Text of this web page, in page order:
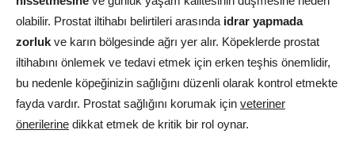
olabilir. Prostat iltihabı belirtileri arasında idrar yapmada
zorluk ve karın bölgesinde ağrı yer alır. Köpeklerde prostat
iltihabını önlemek ve tedavi etmek için erken teşhis önemlidir,
bu nedenle köpeğinizin sağlığını düzenli olarak kontrol etmekte
fayda vardır. Prostat sağlığını korumak için veteriner
önerilerine dikkat etmek de kritik bir rol oynar.